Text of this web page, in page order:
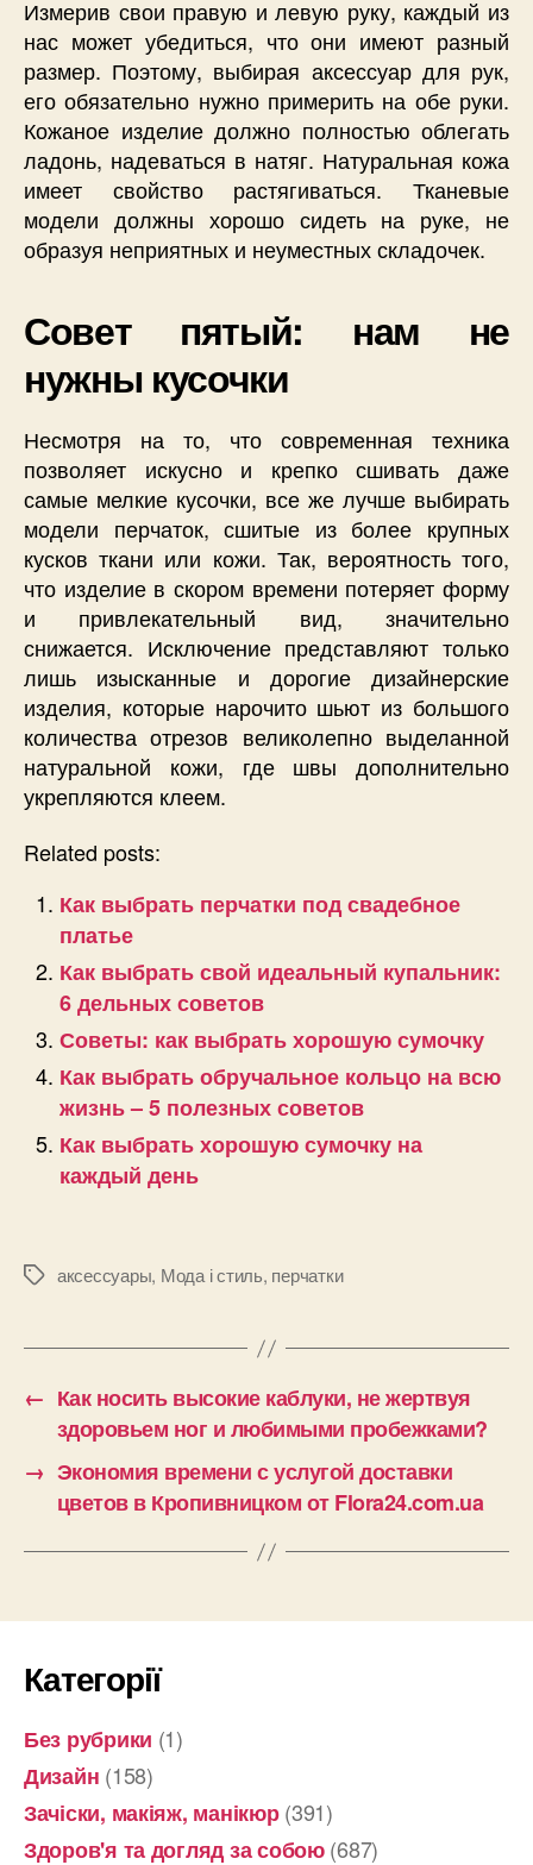
Измерив свои правую и левую руку, каждый из
нас может убедиться, что они имеют разный
размер. Поэтому, выбирая аксессуар для рук,
его обязательно нужно примерить на обе руки.
Кожаное изделие должно полностью облегать
ладонь, надеваться в натяг. Натуральная кожа
имеет свойство растягиваться. Тканевые
модели должны хорошо сидеть на руке, не
образуя неприятных и неуместных складочек.
Совет пятый: нам не
нужны кусочки
Несмотря на то, что современная техника
позволяет искусно и крепко сшивать даже
самые мелкие кусочки, все же лучше выбирать
модели перчаток, сшитые из более крупных
кусков ткани или кожи. Так, вероятность того,
что изделие в скором времени потеряет форму
и привлекательный вид, значительно
снижается. Исключение представляют только
лишь изысканные и дорогие дизайнерские
изделия, которые нарочито шьют из большого
количества отрезов великолепно выделанной
натуральной кожи, где швы дополнительно
укрепляются клеем.
Related posts:
Как выбрать перчатки под свадебное
платье
Как выбрать свой идеальный купальник:
6 дельных советов
Советы: как выбрать хорошую сумочку
Как выбрать обручальное кольцо на всю
жизнь – 5 полезных советов
Как выбрать хорошую сумочку на
каждый день
Позначки
аксессуары, Мода і стиль, перчатки
← Как носить высокие каблуки, не жертвуя
здоровьем ног и любимыми пробежками?
→ Экономия времени с услугой доставки
цветов в Кропивницком от Flora24.com.ua
Категорії
Без рубрики (1)
Дизайн (158)
Зачіски, макіяж, манікюр(391)
Здоров'я та догляд за собою(687)